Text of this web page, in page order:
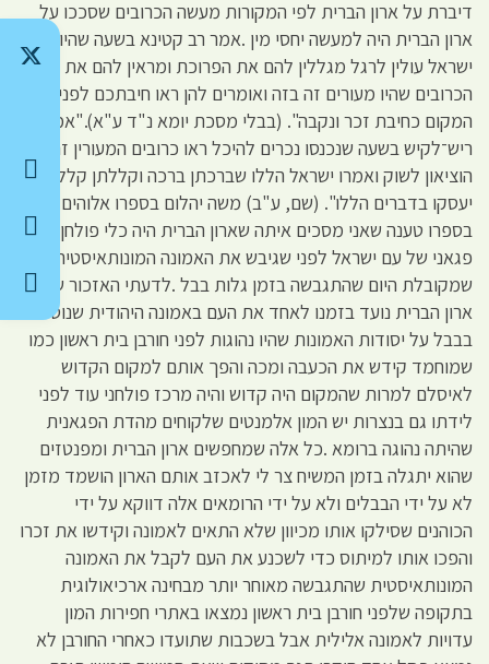
דיברת על ארון הברית לפי המקורות מעשה הכרובים שסככו על
ארון הברית היה למעשה יחסי מין .אמר רב קטינא בשעה שהיו
ישראל עולין לרגל מגללין להם את הפרוכת ומראין להם את
הכרובים שהיו מעורים זה בזה ואומרים להן ראו חיבתכם לפני
המקום כחיבת זכר ונקבה". (בבלי מסכת יומא נ"ד ע"א)."אמר
ריש־לקיש בשעה שנכנסו נכרים להיכל ראו כרובים המעורין זה בזה
הוציאון לשוק ואמרו ישראל הללו שברכתן ברכה וקללתן קללה
יעסקו בדברים הללו". (שם, ע"ב) משה יהלום בספרו אלוהים טוען
בספרו טענה שאני מסכים איתה שארון הברית היה כלי פולחן
פגאני של עם ישראל לפני שגיבש את האמונה המונותאיסטית
שמקובלת היום שהתגבשה בזמן גלות בבל .לדעתי האזכור של
ארון הברית נועד בזמנו לאחד את העם באמונה היהודית שנוסדה
בבבל על יסודות האמונות שהיו נהוגות לפני חורבן בית ראשון כמו
שמוחמד קידש את הכעבה ומכה והפך אותם למקום הקדוש
לאיסלם למרות שהמקום היה קדוש והיה מרכז פולחני עוד לפני
לידתו גם בנצרות יש המון אלמנטים שלקוחים מהדת הפגאנית
שהיתה נהוגה ברומא .כל אלה שמחפשים ארון הברית ומפנטזים
שהוא יתגלה בזמן המשיח צר לי לאכזב אותם הארון הושמד מזמן
לא על ידי הבבלים ולא על ידי הרומאים אלה דווקא על ידי
הכוהנים שסילקו אותו מכיוון שלא התאים לאמונה וקידשו את זכרו
והפכו אותו למיתוס כדי לשכנע את העם לקבל את האמונה
המונותאיסטית שהתגבשה מאוחר יותר מבחינה ארכיאולוגית
בתקופה שלפני חורבן בית ראשון נמצאו באתרי חפירות המון
עדויות לאמונה אלילית אבל בשכבות שתועדו כאחרי החורבן לא